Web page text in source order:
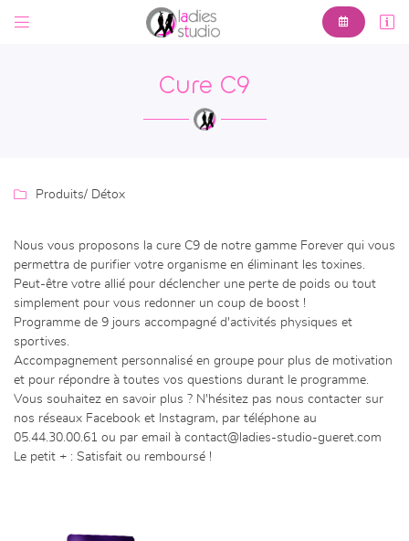
  
 Adresse email de réception
En cochant cette case, vous consentez à recevoir nos propositions commerciales à
l'adresse email indiqué ci-dessus. Vous pouvez vous désinscrire à tout moment en
utilisant
INSCRIPTION
Cure C9
 Produits/ Détox
Nous vous proposons la cure C9 de notre gamme Forever qui vous
permettra de purifier votre organisme en éliminant les toxines.
Peut-être votre allié pour déclencher une perte de poids ou tout
simplement pour vous redonner un coup de boost !
Programme de 9 jours accompagné d'activités physiques et
sportives.
Accompagnement personnalisé en groupe pour plus de motivation
et pour répondre à toutes vos questions durant le programme.
Vous souhaitez en savoir plus ? N'hésitez pas nous contacter sur
nos réseaux Facebook et Instagram, par téléphone au
05.44.30.00.61 ou par email à contact@ladies-studio-gueret.com
Le petit + : Satisfait ou remboursé !